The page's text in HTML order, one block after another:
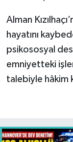
Alman
hayatını
psikososyal
emniyetteki
talebiyle hâkim